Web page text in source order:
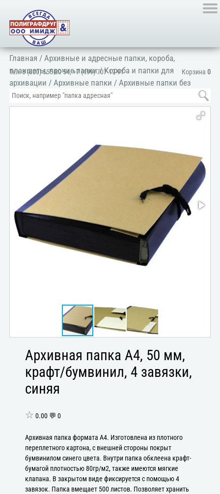
Корзина 0
Тел:8 (800) 555-80-54,+7 (499) 707-17-91
Главная /Архивные и адресные папки, короба,
планшеты, прочие папки/Короба и папки для
архивации /Архивные папки /Архивные папки без
надписи/
Архивная папка А4, 50 мм,
крафт/бумвинил, 4 завязки,
синяя
☆ 0.00 💬 0
Архивная папка формата А4. Изготовлена из плотного
переплетного картона, с внешней стороны покрыт
бумвинилом синего цвета. Внутри папка обклеена крафт-
бумагой плотностью 80гр/м2, также имеются мягкие
клапана. В закрытом виде фиксируется с помощью 4
завязок. Папка вмещает 500 листов. Позволяет хранить